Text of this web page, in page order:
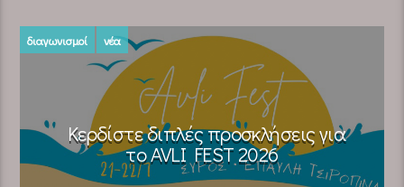
διαγωνισμοί νέα
Κερδίστε διπλές προσκλήσεις για
το AVLI FEST 2026